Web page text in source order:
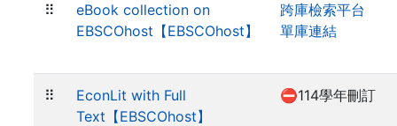
⠿
eBook collection on
EBSCOhost【EBSCOhost】
跨庫檢索平台
單庫連結
⠿
EconLit with Full
Text【EBSCOhost】
⛔114學年刪訂